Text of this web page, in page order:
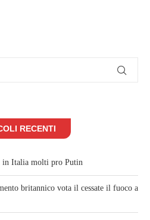
RECENTI
in Italia molti pro Putin
britannico vota il cessate il fuoco a